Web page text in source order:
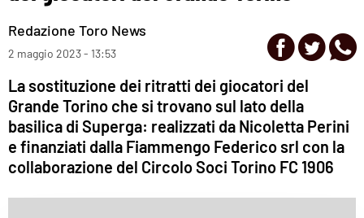
Redazione Toro News
2 maggio 2023 - 13:53
La sostituzione dei ritratti dei giocatori del
Grande Torino che si trovano sul lato della
basilica di Superga: realizzati da Nicoletta Perini
e finanziati dalla Fiammengo Federico srl con la
collaborazione del Circolo Soci Torino FC 1906